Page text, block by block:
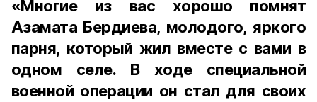
«Многие из вас хорошо помнят
Азамата Бердиева, молодого, яркого
парня, который жил вместе с вами в
одном селе. В ходе специальной
военной операции он стал для своих